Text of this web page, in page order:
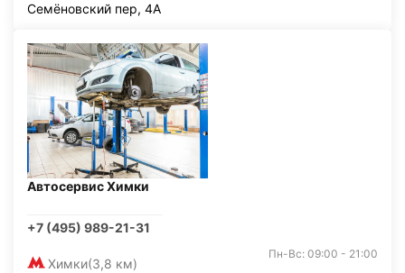
Семёновский пер, 4А
Автосервис Химки
+7 (495) 989-21-31
Химки(3,8 км)
Пн-Вс: 09:00 - 21:00